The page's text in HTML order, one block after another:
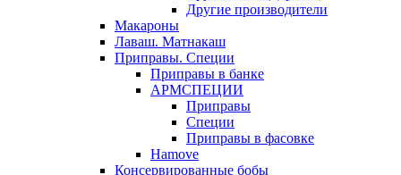
Другие производители
Макароны
Лаваш. Матнакаш
Приправы. Специи
Приправы в банке
АРМСПЕЦИИ
Приправы
Специи
Приправы в фасовке
Hamove
Консервированные бобы